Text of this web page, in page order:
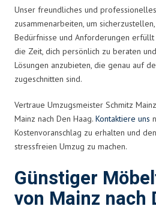
Unser freundliches und
zusammenarbeiten, um
Bedürfnisse und Anforderungen erfüllt
die Zeit, dich persönlich zu beraten
Lösungen anzubieten, die genau auf
zugeschnitten sind.
Vertraue Umzugsmeister Schmitz
Mainz nach Den Haag. Kontaktiere uns
Kostenvoranschlag zu erhalten und
stressfreien Umzug zu machen.
Günstiger
von Mainz nach